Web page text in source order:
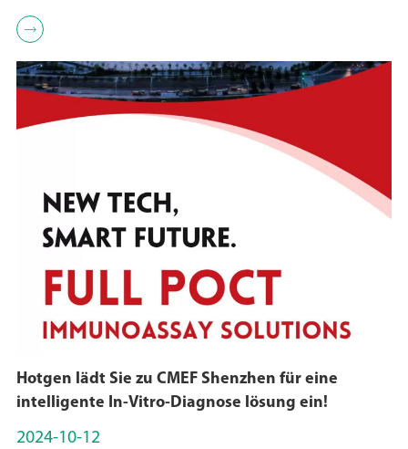

Hotgen lädt Sie zu CMEF Shenzhen für eine
intelligente In-Vitro-Diagnose lösung ein!
2024-10-12